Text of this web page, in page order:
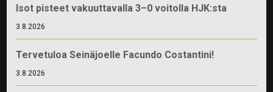
Isot pisteet vakuuttavalla 3–0 voitolla HJK:sta
3.8.2026
Tervetuloa Seinäjoelle Facundo Costantini!
3.8.2026